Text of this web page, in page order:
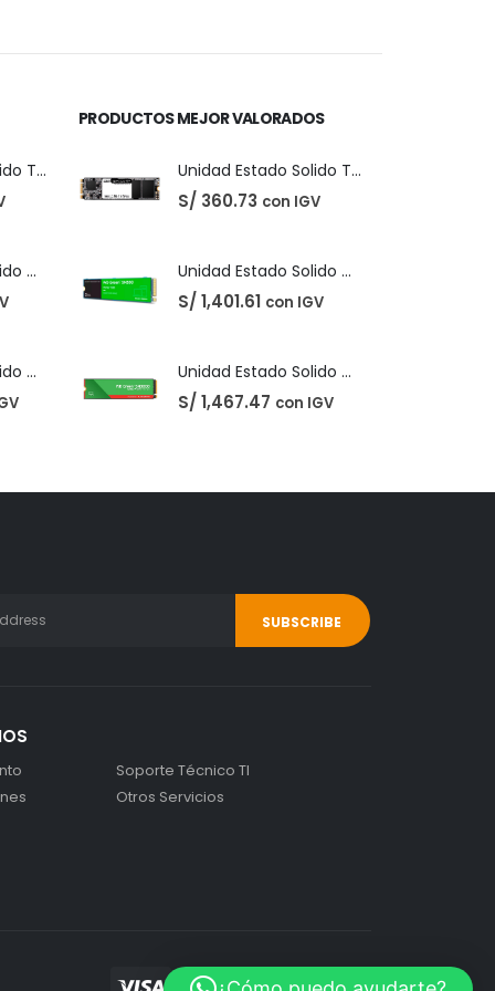
Unidad Estado Solido TeamGroup 512GB MS30
Unidad Estado Solido Western Digital Green SN350 2TB
Unidad Estado Solido WD Green SN3000 NVMe 1TB
PRODUCTOS MEJOR VALORADOS
Unidad Estado Solido TeamGroup 512GB MS30
S/ 360.73 con IGV
Unidad Estado Solido Western Digital Green SN350 2TB
S/ 1,401.61 con IGV
Unidad Estado Solido WD Green SN3000 NVMe 1TB
S/ 1,467.47 con IGV
Soporte Técnico TI
Otros Servicios